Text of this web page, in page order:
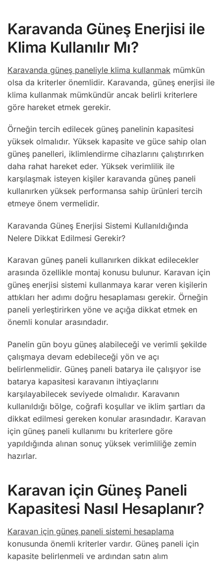
Karavanda Güneş Enerjisi ile
Klima Kullanılır Mı?
Karavanda güneş paneliyle klima kullanmak mümkün
olsa da kriterler önemlidir. Karavanda, güneş enerjisi ile
klima kullanmak mümkündür ancak belirli kriterlere
göre hareket etmek gerekir.
Örneğin tercih edilecek güneş panelinin kapasitesi
yüksek olmalıdır. Yüksek kapasite ve güce sahip olan
güneş panelleri, iklimlendirme cihazlarını çalıştırırken
daha rahat hareket eder. Yüksek verimlilik ile
karşılaşmak isteyen kişiler karavanda güneş paneli
kullanırken yüksek performansa sahip ürünleri tercih
etmeye önem vermelidir.
Karavanda Güneş Enerjisi Sistemi Kullanıldığında
Nelere Dikkat Edilmesi Gerekir?
Karavan güneş paneli kullanırken dikkat edilecekler
arasında özellikle montaj konusu bulunur. Karavan için
güneş enerjisi sistemi kullanmaya karar veren kişilerin
attıkları her adımı doğru hesaplaması gerekir. Örneğin
paneli yerleştirirken yöne ve açığa dikkat etmek en
önemli konular arasındadır.
Panelin gün boyu güneş alabileceği ve verimli şekilde
çalışmaya devam edebileceği yön ve açı
belirlenmelidir. Güneş paneli batarya ile çalışıyor ise
batarya kapasitesi karavanın ihtiyaçlarını
karşılayabilecek seviyede olmalıdır. Karavanın
kullanıldığı bölge, coğrafi koşullar ve iklim şartları da
dikkat edilmesi gereken konular arasındadır. Karavan
için güneş paneli kullanımı bu kriterlere göre
yapıldığında alınan sonuç yüksek verimliliğe zemin
hazırlar.
Karavan için Güneş Paneli
Kapasitesi Nasıl Hesaplanır?
Karavan için güneş paneli sistemi hesaplama
konusunda önemli kriterler vardır. Güneş paneli için
kapasite belirlenmeli ve ardından satın alım